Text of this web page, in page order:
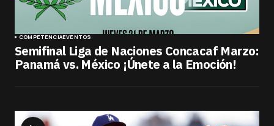
COMPETENCIAEVENTOS
Semifinal Liga de Naciones Concacaf Marzo:
Panamá vs. México ¡Únete a la Emoción!